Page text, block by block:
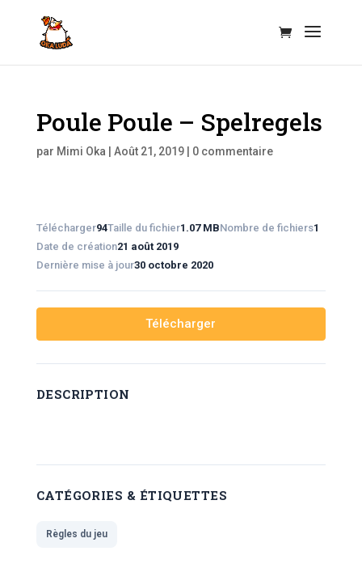
Poule Poule – Spelregels
par Mimi Oka Août 21, 2019| 0 commentaire
Télécharger94Taille du fichier1.07 MBNombre de fichiers1
Date de création21 août 2019
Dernière mise à jour30 octobre 2020
Télécharger
DESCRIPTION
CATÉGORIES & ÉTIQUETTES
Règles du jeu